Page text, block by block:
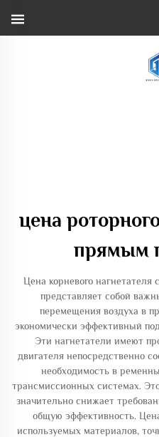
цена
прямым
Цена корневого
представляет собой
перемещения воздуха в
экономически эффективный
Эти нагнетатели имеют
двигателя непосредственно
необходимость в
трансмиссионных системах.
значительно снижает
общую эффективность.
используемых материалов,